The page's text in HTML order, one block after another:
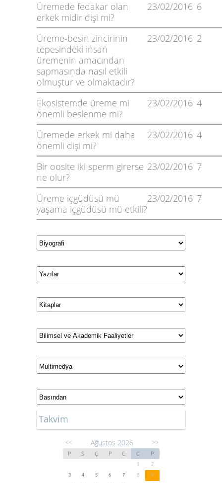
Üremede fedakar olan
erkek midir dişi mi?
23/02/2016 6
Üreme-besin zincirinin
tepesindeki insan
üremenin amacından
sapmasında nasıl etkili
olmuştur ve olmaktadır?
23/02/2016 2
Ekosistemde üreme mi
önemli beslenme mi?
23/02/2016 4
Üremede erkek mi daha
önemli dişi mi?
23/02/2016 4
Bir oosite iki sperm girerse
ne olur?
23/02/2016 7
Üreme içgüdüsü mü
yaşama içgüdüsü mü etkili?
23/02/2016 7
Takvim
<< Ağustos 2026 >>
P S Ç P C C P
1
2
3
4 5 6 7 8
9